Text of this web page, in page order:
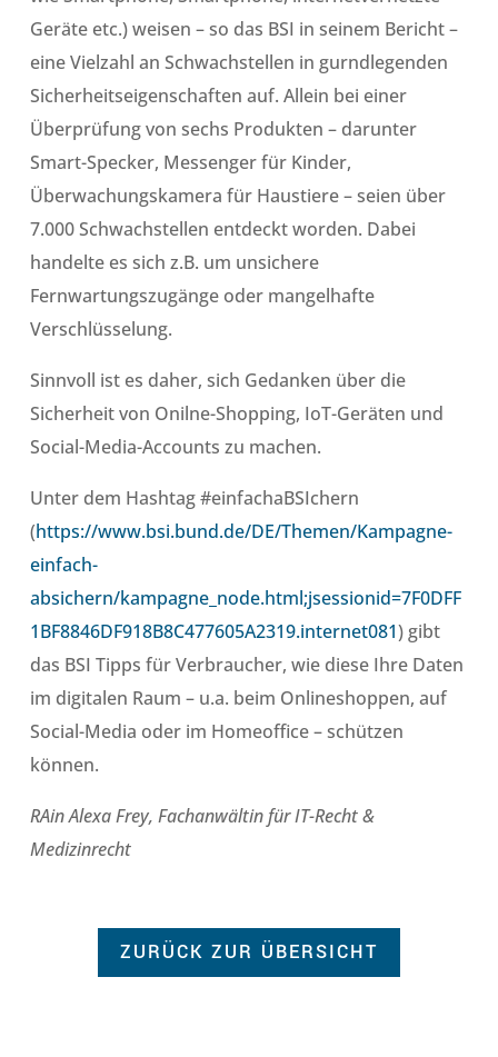
Geräte etc.) weisen – so das BSI in seinem Bericht –
eine Vielzahl an Schwachstellen in gurndlegenden
Sicherheitseigenschaften auf. Allein bei einer
Überprüfung von sechs Produkten – darunter
Smart-Specker, Messenger für Kinder,
Überwachungskamera für Haustiere – seien über
7.000 Schwachstellen entdeckt worden. Dabei
handelte es sich z.B. um unsichere
Fernwartungszugänge oder mangelhafte
Verschlüsselung.
Sinnvoll ist es daher, sich Gedanken über die
Sicherheit von Onilne-Shopping, IoT-Geräten und
Social-Media-Accounts zu machen.
Unter dem Hashtag #einfachaBSIchern
(https://www.bsi.bund.de/DE/Themen/Kampagne-
einfach-
absichern/kampagne_node.html;jsessionid=7F0DFF
1BF8846DF918B8C477605A2319.internet081) gibt
das BSI Tipps für Verbraucher, wie diese Ihre Daten
im digitalen Raum – u.a. beim Onlineshoppen, auf
Social-Media oder im Homeoffice – schützen
können.
RAin Alexa Frey, Fachanwältin für IT-Recht &
Medizinrecht
ZURÜCK ZUR ÜBERSICHT